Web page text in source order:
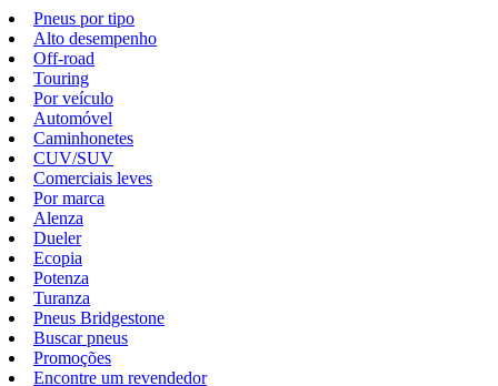
Pneus por tipo
Alto desempenho
Off-road
Touring
Por veículo
Automóvel
Caminhonetes
CUV/SUV
Comerciais leves
Por marca
Alenza
Dueler
Ecopia
Potenza
Turanza
Pneus Bridgestone
Buscar pneus
Promoções
Encontre um revendedor